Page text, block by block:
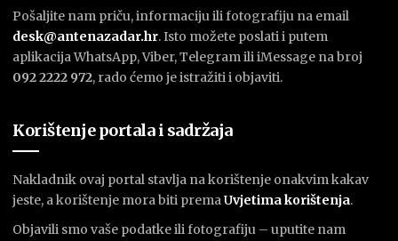
Pošaljite nam priču, informaciju ili fotografiju na email
desk@antenazadar.hr. Isto možete poslati i putem
aplikacija WhatsApp, Viber, Telegram ili iMessage na broj
092 2222 972, rado ćemo je istražiti i objaviti.
Korištenje portala i sadržaja
Nakladnik ovaj portal stavlja na korištenje onakvim kakav
jeste, a korištenje mora biti premaUvjetima korištenja.
Objavili smo vaše podatke ili fotografiju – uputite nam